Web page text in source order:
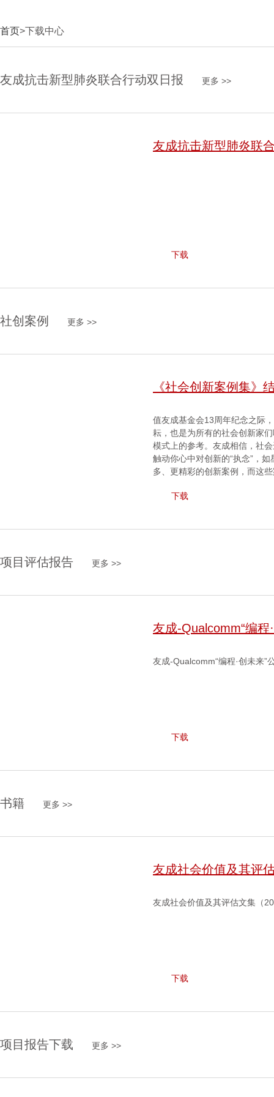
首页>下载中心
友成抗击新型肺炎联合行动双日报 更多 >>
友成抗击新型肺炎联
下载
社创案例 更多 >>
《社会创新案例集》
值友成基⾦会13周年纪念之际
耘，也是为所有的社会创新家
模式上的参考。友成相信，社
触动你⼼中对创新的“执念”，
多、更精彩的创新案例，⽽这
下载
项目评估报告 更多 >>
友成-Qualcomm“编程
友成-Qualcomm“编程·创未来”
下载
书籍 更多 >>
友成社会价值及其评
友成社会价值及其评估文集（
下载
项目报告下载 更多 >>